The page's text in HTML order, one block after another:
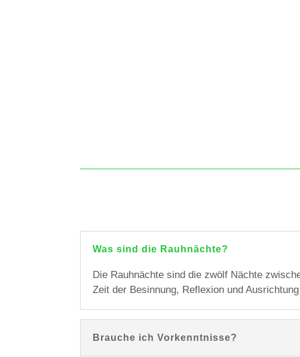
Was sind die Rauhnächte?
Die Rauhnächte sind die zwölf Nächte
Zeit der Besinnung, Reflexion und
Brauche ich Vorkenntnisse?